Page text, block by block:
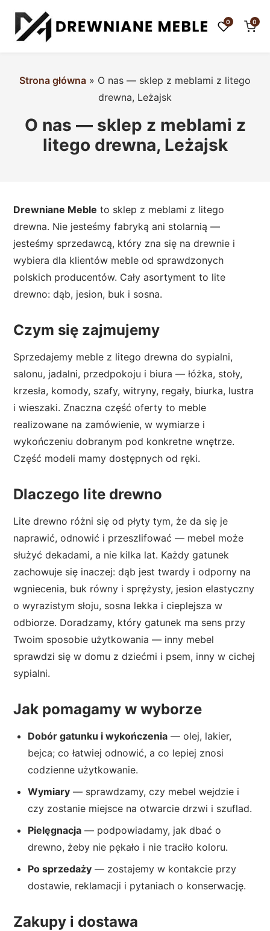
0 0
Strona główna » O nas — sklep z meblami z litego
drewna, Leżajsk
O nas — sklep z meblami z
litego drewna, Leżajsk
Drewniane Meble to sklep z meblami z litego
drewna. Nie jesteśmy fabryką ani stolarnią —
jesteśmy sprzedawcą, który zna się na drewnie i
wybiera dla klientów meble od sprawdzonych
polskich producentów. Cały asortyment to lite
drewno: dąb, jesion, buk i sosna.
Czym się zajmujemy
Sprzedajemy meble z litego drewna do sypialni,
salonu, jadalni, przedpokoju i biura — łóżka, stoły,
krzesła, komody, szafy, witryny, regały, biurka, lustra
i wieszaki. Znaczna część oferty to meble
realizowane na zamówienie, w wymiarze i
wykończeniu dobranym pod konkretne wnętrze.
Część modeli mamy dostępnych od ręki.
Dlaczego lite drewno
Lite drewno różni się od płyty tym, że da się je
naprawić, odnowić i przeszlifować — mebel może
służyć dekadami, a nie kilka lat. Każdy gatunek
zachowuje się inaczej: dąb jest twardy i odporny na
wgniecenia, buk równy i sprężysty, jesion elastyczny
o wyrazistym słoju, sosna lekka i cieplejsza w
odbiorze. Doradzamy, który gatunek ma sens przy
Twoim sposobie użytkowania — inny mebel
sprawdzi się w domu z dziećmi i psem, inny w cichej
sypialni.
Jak pomagamy w wyborze
Dobór gatunku i wykończenia — olej, lakier,
bejca; co łatwiej odnowić, a co lepiej znosi
codzienne użytkowanie.
Wymiary — sprawdzamy, czy mebel wejdzie i
czy zostanie miejsce na otwarcie drzwi i szuflad.
Pielęgnacja — podpowiadamy, jak dbać o
drewno, żeby nie pękało i nie traciło koloru.
Po sprzedaży — zostajemy w kontakcie przy
dostawie, reklamacji i pytaniach o konserwację.
Zakupy i dostawa